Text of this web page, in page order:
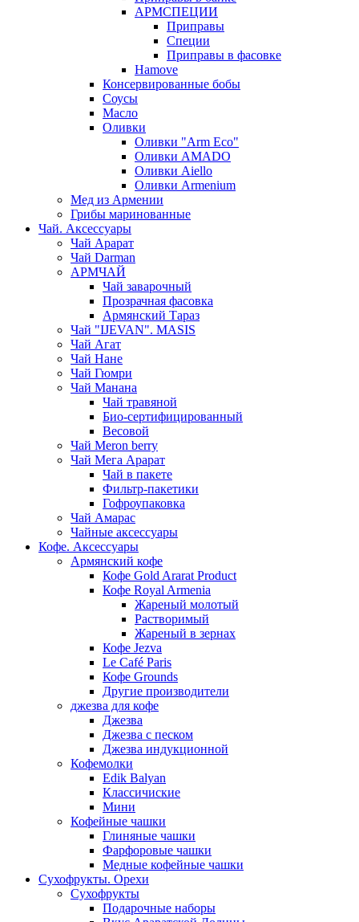
АРМСПЕЦИИ
Приправы
Специи
Приправы в фасовке
Hamove
Консервированные бобы
Соусы
Масло
Оливки
Оливки "Arm Eco"
Оливки AMADO
Оливки Aiello
Оливки Armenium
Мед из Армении
Грибы маринованные
Чай. Аксессуары
Чай Арарат
Чай Darman
АРМЧАЙ
Чай заварочный
Прозрачная фасовка
Армянский Тараз
Чай "IJEVAN". MASIS
Чай Агат
Чай Нане
Чай Гюмри
Чай Манана
Чай травяной
Био-сертифицированный
Весовой
Чай Meron berry
Чай Мега Арарат
Чай в пакете
Фильтр-пакетики
Гофроупаковка
Чай Амарас
Чайные аксессуары
Кофе. Аксессуары
Армянский кофе
Кофе Gold Ararat Product
Кофе Royal Armenia
Жареный молотый
Растворимый
Жареный в зернах
Кофе Jezva
Le Café Paris
Кофе Grounds
Другие производители
джезва для кофе
Джезва
Джезва с песком
Джезва индукционной
Кофемолки
Edik Balyan
Классичиские
Мини
Кофейные чашки
Глиняные чашки
Фарфоровые чашки
Медные кофейные чашки
Сухофрукты. Орехи
Сухофрукты
Подарочные наборы